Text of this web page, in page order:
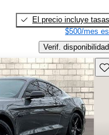
El precio incluye tasas
$500/mes
Verif. disponibilidad